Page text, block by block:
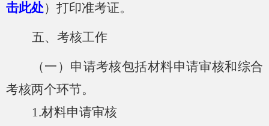
击此处） 打印准考证。
五、考核工作
（一）申请考核包括材料申请审核和综合
考核两个环节。
1.材料申请审核